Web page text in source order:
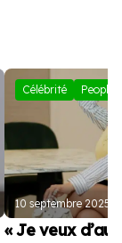
Célébrité People
10 septembre 2025
« Je veux